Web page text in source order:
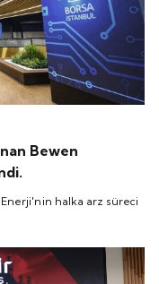
Bewen
Enerji'nin halka arz süreci